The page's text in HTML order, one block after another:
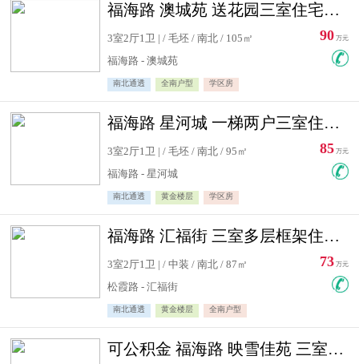
福海路 澳城苑 送花园三室住宅急售
3室2厅1卫 | / 毛坯 / 南北 / 105㎡
福海路 - 澳城苑
南北通透 全南户型 学区房
90 万元
福海路 星河城 一梯两户三室住宅急售
3室2厅1卫 | / 毛坯 / 南北 / 95㎡
福海路 - 星河城
南北通透 黄金楼层 学区房
85 万元
福海路 汇福街 三室多层框架住宅急售
3室2厅1卫 | / 中装 / 南北 / 87㎡
松霞路 - 汇福街
南北通透 黄金楼层 全南户型
73 万元
可公积金 福海路 映雪佳苑 三室住宅急售送小棚